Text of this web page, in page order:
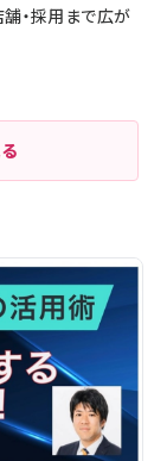
舗・採用まで広が